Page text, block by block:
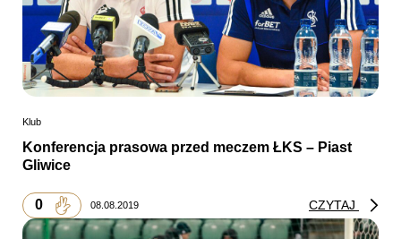
Klub
Konferencja prasowa przed meczem ŁKS – Piast
Gliwice
0 08.08.2019 CZYTAJ